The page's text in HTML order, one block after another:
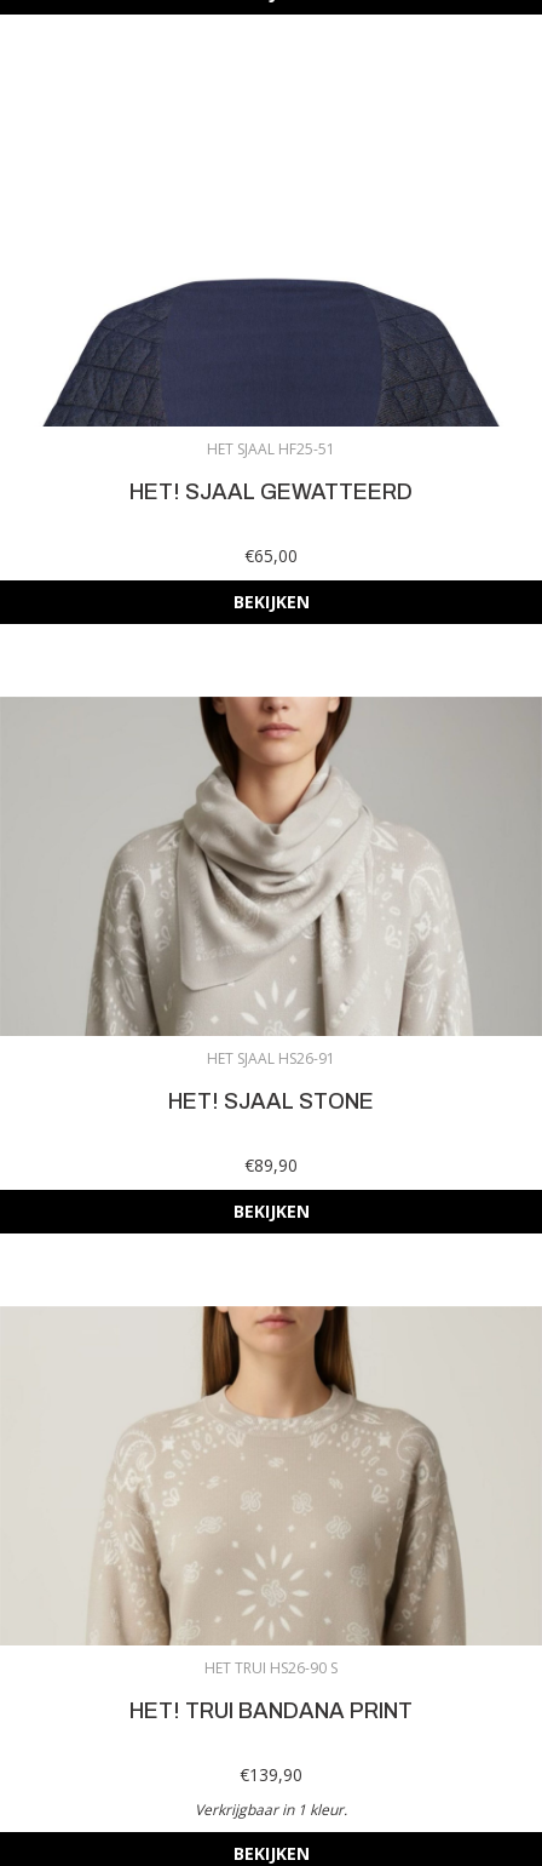
HET SJAAL HF25-51
HET! SJAAL GEWATTEERD
€65,00
BEKIJKEN
HET SJAAL HS26-91
HET! SJAAL STONE
€89,90
BEKIJKEN
HET TRUI HS26-90 S
HET! TRUI BANDANA PRINT
€139,90
Verkrijgbaar in 1 kleur.
BEKIJKEN